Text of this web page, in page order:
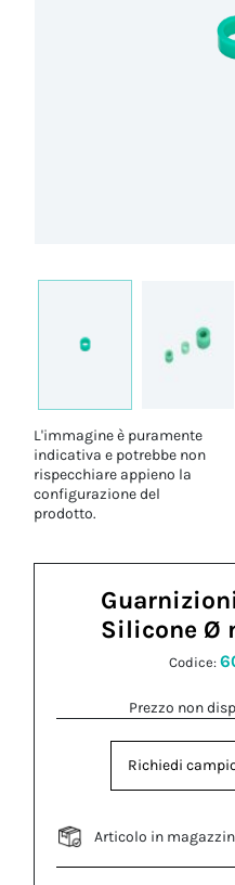
L'immagine è puramente
indicativa e potrebbe non
rispecchiare appieno la
configurazione del
prodotto.
Silicone Ø
Codice:
Prezzo non
Richiedi
Articolo in